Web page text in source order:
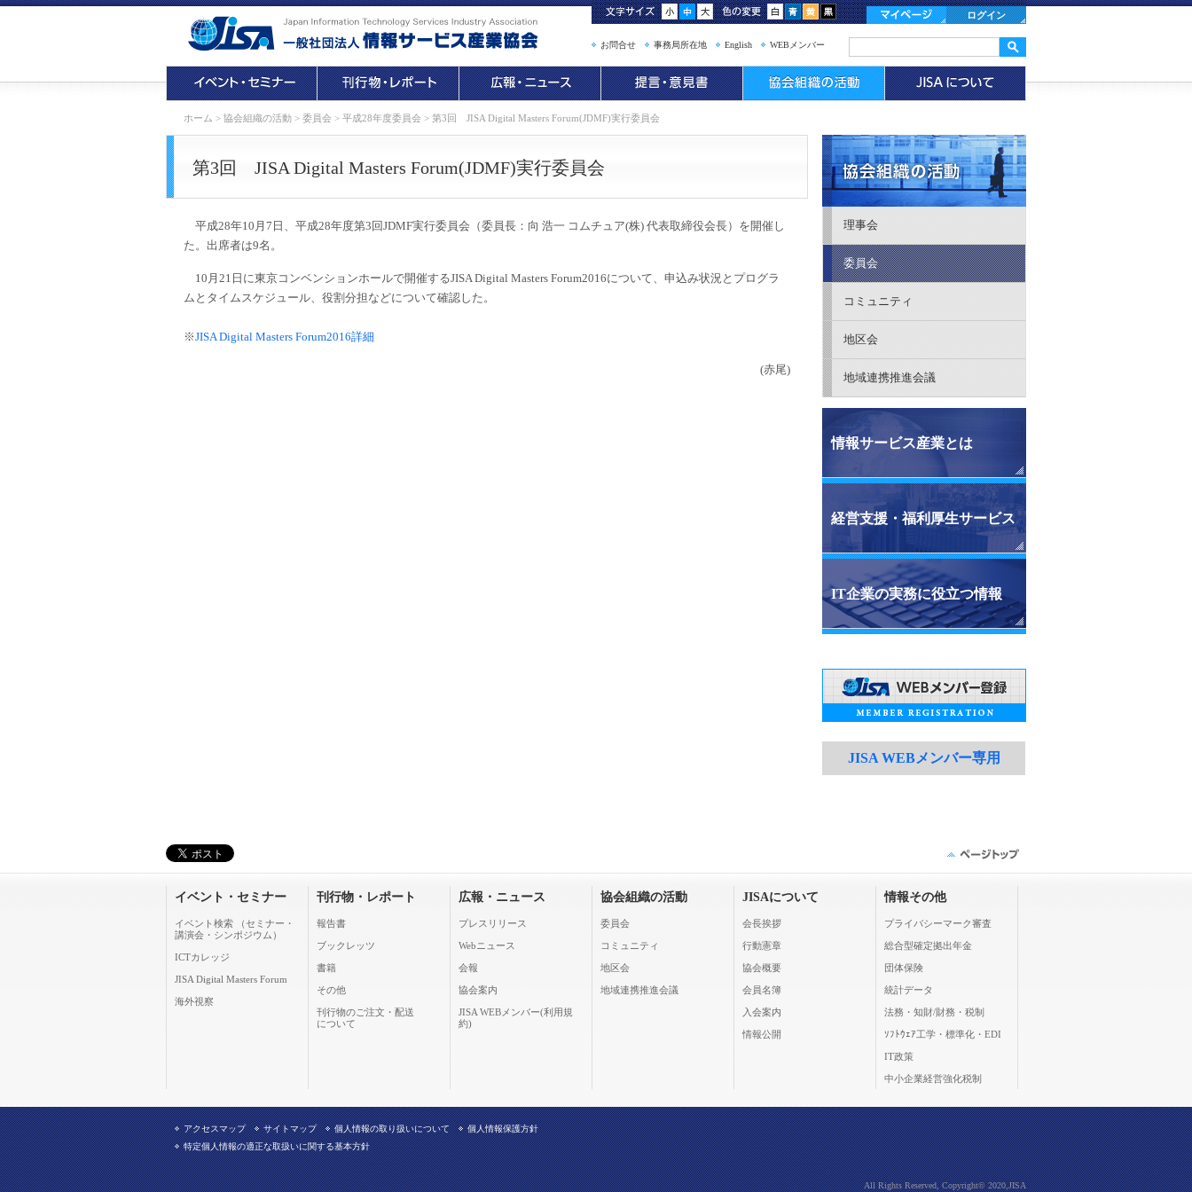
ログイン
お問合せ 事務局所在地 English WEBメンバー
ホーム > 協会組織の活動 > 委員会 > 平成28年度委員会 > 第3回 JISA Digital Masters Forum(JDMF)実行委員会
第3回 JISA Digital Masters Forum(JDMF)実行委員会
平成28年10月7日、平成28年度第3回JDMF実行委員会（委員長：向 浩一 コムチュア(株) 代表取締役会長）を開催し
た。出席者は9名。
10月21日に東京コンベンションホールで開催するJISA Digital Masters Forum2016について、申込み状況とプログラ
ムとタイムスケジュール、役割分担などについて確認した。
※JISA Digital Masters Forum2016詳細
(赤尾)
理事会
委員会
コミュニティ
地区会
地域連携推進会議
情報サービス産業とは
経営支援・福利厚生サービス
IT企業の実務に役立つ情報
JISA WEBメンバー専用
イベント・セミナー
イベント検索 （セミナー・
講演会・シンポジウム）
ICTカレッジ
JISA Digital Masters Forum
海外視察
刊行物・レポート
報告書
ブックレッツ
書籍
その他
刊行物のご注文・配送
について
広報・ニュース
プレスリリース
Webニュース
会報
協会案内
JISA WEBメンバー(利用規
約)
協会組織の活動
委員会
コミュニティ
地区会
地域連携推進会議
JISAについて
会長挨拶
行動憲章
協会概要
会員名簿
入会案内
情報公開
情報その他
プライバシーマーク審査
総合型確定拠出年金
団体保険
統計データ
法務・知財/財務・税制
ｿﾌﾄｳｪｱ工学・標準化・EDI
IT政策
中小企業経営強化税制
アクセスマップ サイトマップ 個人情報の取り扱いについて
個人情報保護方針
特定個人情報の適正な取扱いに関する基本方針
All Rights Reserved, Copyright© 2020,JISA